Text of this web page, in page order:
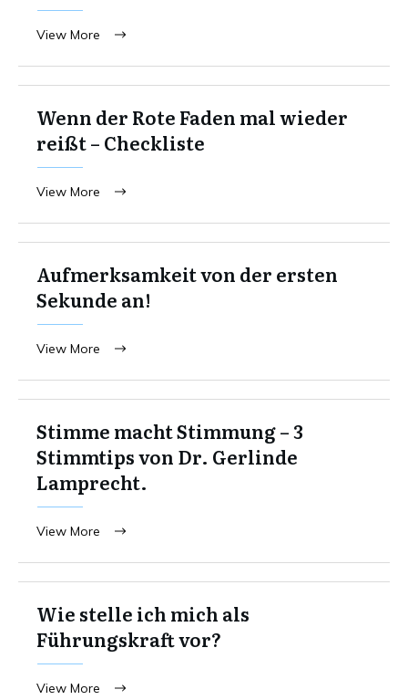
View More
Wenn der Rote Faden mal wieder
reißt – Checkliste
View More
Aufmerksamkeit von der ersten
Sekunde an!
View More
Stimme macht Stimmung – 3
Stimmtips von Dr. Gerlinde
Lamprecht.
View More
Wie stelle ich mich als
Führungskraft vor?
View More